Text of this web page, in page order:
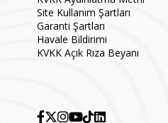
Site Kullanım Şartları
Garanti Şartları
Havale Bildirimi
KVKK Açık Rıza Beyanı